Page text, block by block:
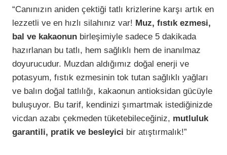
“Canınızın aniden çektiği tatlı krizlerine karşı artık en
lezzetli ve en hızlı silahınız var! Muz, fıstık ezmesi,
bal ve kakaonun birleşimiyle sadece 5 dakikada
hazırlanan bu tatlı, hem sağlıklı hem de inanılmaz
doyurucudur. Muzdan aldığımız doğal enerji ve
potasyum, fıstık ezmesinin tok tutan sağlıklı yağları
ve balın doğal tatlılığı, kakaonun antioksidan gücüyle
buluşuyor. Bu tarif, kendinizi şımartmak istediğinizde
vicdan azabı çekmeden tüketebileceğiniz, mutluluk
garantili, pratik ve besleyici bir atıştırmalık!”